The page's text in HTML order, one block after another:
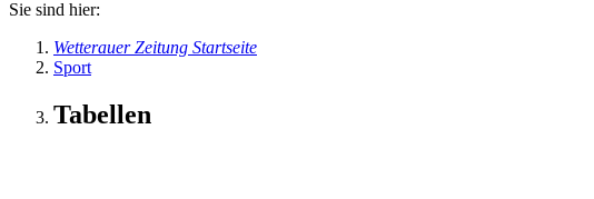
Sie sind hier:
Wetterauer Zeitung Startseite
Sport
Tabellen